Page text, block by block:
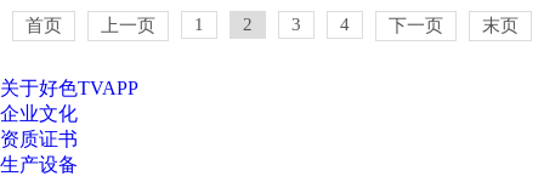
首页 上一页 1 2 3 4 下一页 末页
关于好色TVAPP
企业文化
资质证书
生产设备